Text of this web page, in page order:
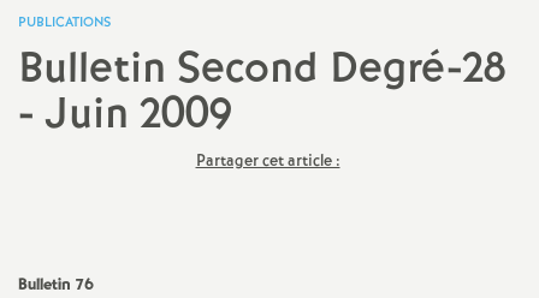
a
PUBLICATIONS
Bulletin Second Degré-28
- Juin 2009
Partager cet article :
Bulletin 76